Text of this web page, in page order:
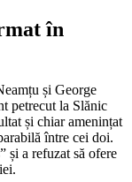
în
și George
petrecut la Slănic
și chiar amenințat
între cei doi.
și a refuzat să ofere